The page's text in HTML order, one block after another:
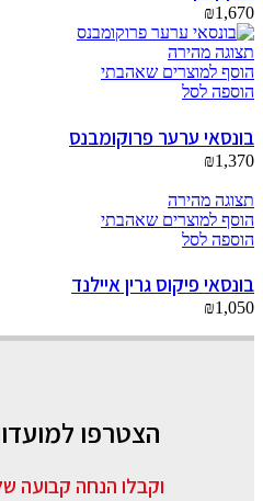
₪1,670
תצוגה מהירה
הוסף למוצרים שאהבתי
הוספה לסל
בונסאי ערער פרוקומבנס
₪1,370
תצוגה מהירה
הוסף למוצרים שאהבתי
הוספה לסל
בונסאי פיקוס גרין איילנד
₪1,050
הצטרפו
וקבלו הנחה קבועה של 5% על כל